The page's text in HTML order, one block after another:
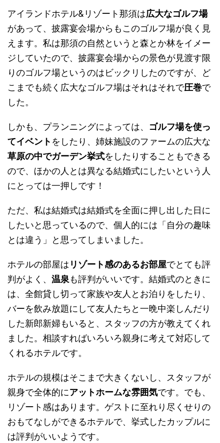
アイランドホテル&リゾート那須は広大なゴルフ場
があって、披露宴会場からもこのゴルフ場が良く見
えます。私は那須の自然というと森とか林をイメー
ジしていたので、披露宴会場からの景色が見渡す限
りのゴルフ場というのはビックリしたのですが、ど
こまでも続く広大なゴルフ場はそれはそれで圧巻で
した。
しかも、プランニングによっては、 ゴルフ場を使っ
てイベント をしたり、姉妹施設のファームの広大な
草原の中でガーデン挙式をしたりすることもできる
ので、ほかの人とは異なる結婚式にしたいという人
にとっては一押しです！
ただ、私は結婚式は結婚式を全面に押し出した日に
したいと思っているので、個人的には「自分の趣味
とは違う」と思ってしまいました。
ホテルの部屋は リゾート感のあるお部屋でとても評
判がよく、 温泉も評判がいいです。結婚式のときに
は、全館貸し切って家族や友人とお泊りをしたり、
バーを飲み放題にして友人たちと一晩中楽しんだり
した新郎新婦もいると、スタッフの方が教えてくれ
ました。相談すればいろいろ親身に考えて対応して
くれるホテルです。
ホテルの規模はそこまで大きくないし、スタッフが
親身で全体的にアットホームな雰囲気です。でも、
リゾート感はあります。ゲストに至れり尽くせりの
おもてなしができるホテルで、挙式したカップルに
は評判がいいようです。